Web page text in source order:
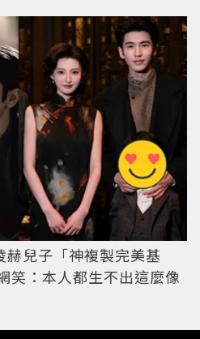
赫兒子「神複製完美基
笑：本人都生不出這麼像